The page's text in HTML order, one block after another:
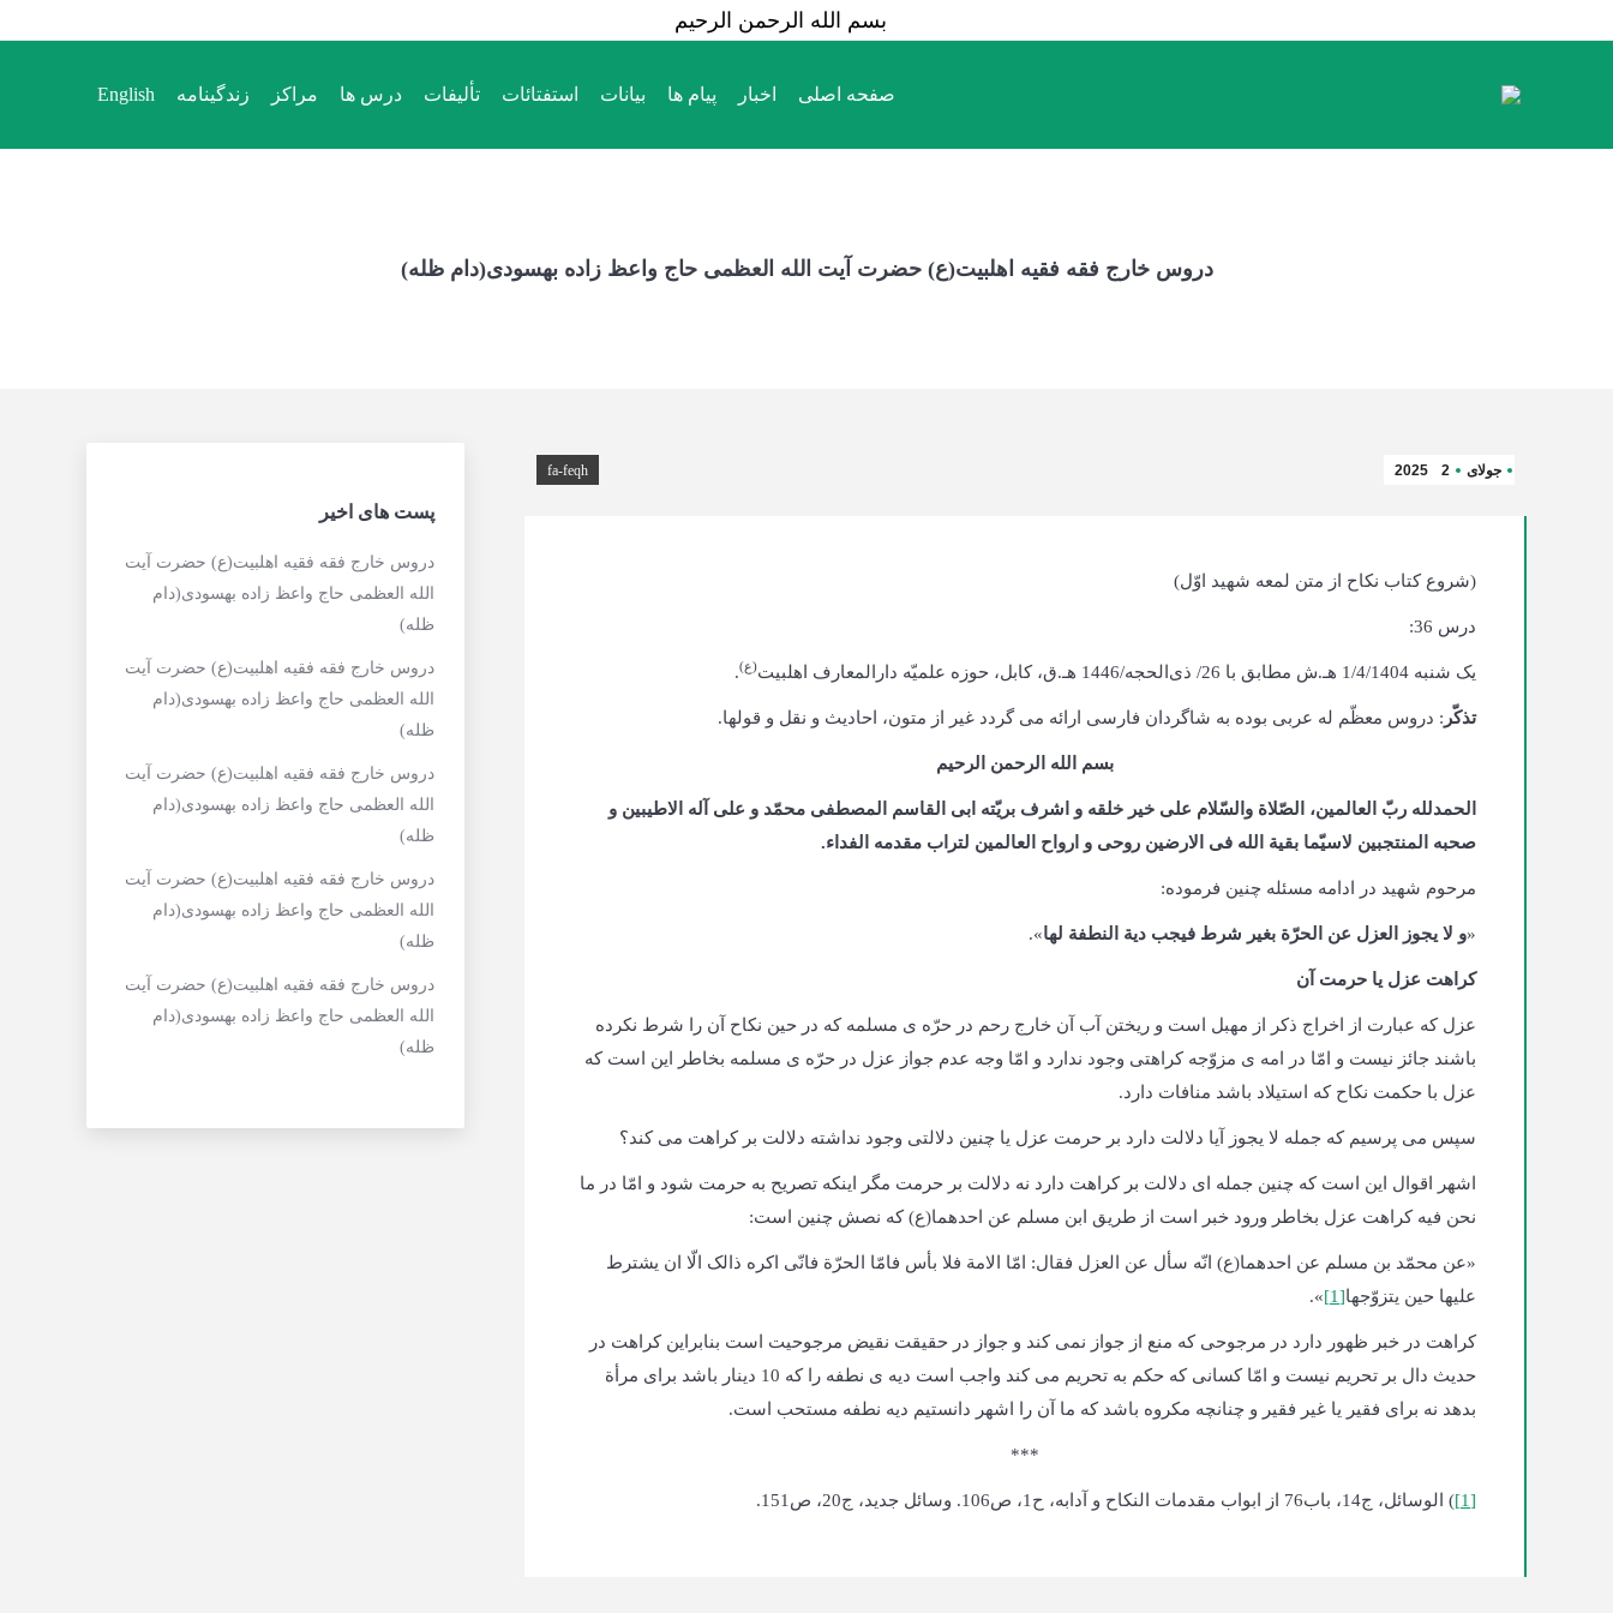
بسم الله الرحمن الرحیم
صفحه اصلی اخبار پیام ها بیانات استفتائات تألیفات درس ها مراکز زندگینامه English
دروس خارج فقه فقیه اهلبیت(ع) حضرت آیت الله العظمی حاج واعظ زاده بهسودی(دام ظله)
جولای 2
2025
fa-feqh
(شروع کتاب نکاح از متن لمعه شهید اوّل)
درس 36:
یک‌ شنبه 1/4/1404 هـ.ش مطابق با 26/ ذی‌الحجه/1446 هـ.ق، کابل، حوزه علمیّه دارالمعارف اهلبیت (ع).
تذکّر : دروس معظّم له عربی بوده به شاگردان فارسی ارائه می گردد غیر از متون، احادیث و نقل و قول­ها.
بسم الله الرحمن الرحیم
الحمدلله ربّ العالمین، الصّلاة والسّلام علی خیر خلقه و اشرف بریّته ابی القاسم المصطفی محمّد و علی آله الاطیبین و
صحبه المنتجبین لاسیّما بقیة الله فی الارضین روحی و ارواح العالمین لتراب مقدمه الفداء.
مرحوم شهید در ادامه مسئله چنین فرموده:
«و لا یجوز العزل عن الحرّة بغیر شرط فیجب دیة النطفة لها».
کراهت عزل یا حرمت آن
عزل که عبارت از اخراج ذکر از مهبل است و ریختن آب آن خارج رحم در حرّه ی مسلمه که در حین نکاح آن را شرط نکرده
باشند جائز نیست و امّا در امه ی مزوّجه کراهتی وجود ندارد و امّا وجه عدم جواز عزل در حرّه ی مسلمه بخاطر این است که
عزل با حکمت نکاح که استیلاد باشد منافات دارد.
سپس می پرسیم که جمله لا یجوز آیا دلالت دارد بر حرمت عزل یا چنین دلالتی وجود نداشته دلالت بر کراهت می کند؟
اشهر اقوال این است که چنین جمله ای دلالت بر کراهت دارد نه دلالت بر حرمت مگر اینکه تصریح به حرمت شود و امّا در ما
نحن فیه کراهت عزل بخاطر ورود خبر است از طریق ابن مسلم عن احدهما(ع) که نصش چنین است:
«عن محمّد بن مسلم عن احدهما(ع) انّه سأل عن العزل فقال: امّا الامة فلا بأس فامّا الحرّة فانّی اکره ذالک الّا ان یشترط
علیها حین یتزوّجها[1]
».
کراهت در خبر ظهور دارد در مرجوحی که منع از جواز نمی کند و جواز در حقیقت نقیض مرجوحیت است بنابراین کراهت در
حدیث دال بر تحریم نیست و امّا کسانی که حکم به تحریم می کند واجب است دیه ی نطفه را که 10 دینار باشد برای مرأة
بدهد نه برای فقیر یا غیر فقیر و چنانچه مکروه باشد که ما آن را اشهر دانستیم دیه نطفه مستحب است.
***
[1] ) الوسائل، ج14، باب76 از ابواب مقدمات النکاح و آدابه، ح1، ص106. وسائل جدید، ج20، ص151.
پست های اخیر
دروس خارج فقه فقیه اهلبیت(ع) حضرت آیت
الله العظمی حاج واعظ زاده بهسودی(دام
ظله)
دروس خارج فقه فقیه اهلبیت(ع) حضرت آیت
الله العظمی حاج واعظ زاده بهسودی(دام
ظله)
دروس خارج فقه فقیه اهلبیت(ع) حضرت آیت
الله العظمی حاج واعظ زاده بهسودی(دام
ظله)
دروس خارج فقه فقیه اهلبیت(ع) حضرت آیت
الله العظمی حاج واعظ زاده بهسودی(دام
ظله)
دروس خارج فقه فقیه اهلبیت(ع) حضرت آیت
الله العظمی حاج واعظ زاده بهسودی(دام
ظله)
صفحه اصلی اخبار پیام ها